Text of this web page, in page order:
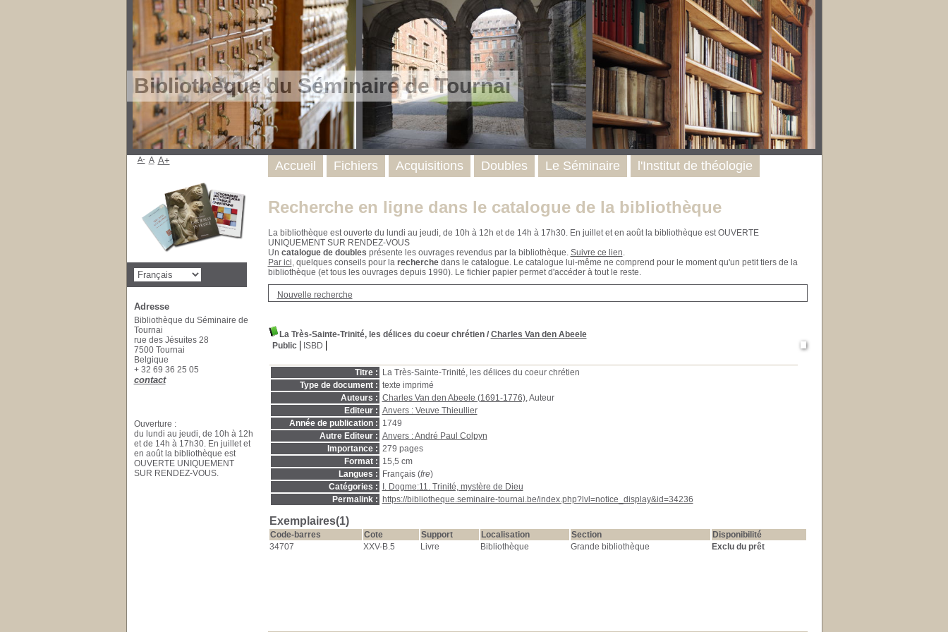
Bibliothèque du Séminaire de Tournai
Recherche en ligne dans le catalogue de la bibliothèque
La bibliothèque est ouverte du lundi au jeudi, de 10h à 12h et de 14h à 17h30. En juillet et en août la bibliothèque est OUVERTE
UNIQUEMENT SUR RENDEZ-VOUS
Un catalogue de doubles présente les ouvrages revendus par la bibliothèque. Suivre ce lien.
Par ici, quelques conseils pour la recherchedans le catalogue. Le catalogue lui-même ne comprend pour le moment qu'un petit tiers de la
bibliothèque (et tous les ouvrages depuis 1990). Le fichier papier permet d'accéder à tout le reste.
Nouvelle recherche
La Très-Sainte-Trinité, les délices du coeur chrétien/ Charles Van den Abeele
Public
ISBD
Titre :
La Très-Sainte-Trinité, les délices du coeur chrétien
Type de document : texte imprimé
Auteurs : Charles Van den Abeele (1691-1776), Auteur
Editeur : Anvers : Veuve Thieullier
Année de publication : 1749
Autre Editeur : Anvers : André Paul Colpyn
Importance : 279 pages
Format : 15,5 cm
Langues :
Français (fre)
Catégories :
I. Dogme:11. Trinité, mystère de Dieu
Permalink :
https://bibliotheque.seminaire-tournai.be/index.php?lvl=notice_display&id=34236
Exemplaires(1)
Code-barres Cote Support Localisation Section
Disponibilité
34707
XXV-B.5 Livre Bibliothèque Grande bibliothèque Exclu du prêt
Accueil Fichiers Acquisitions Doubles Le Séminaire l'Institut de théologie
A- A A+
Adresse
Bibliothèque du Séminaire de
Tournai
rue des Jésuites 28
7500 Tournai
Belgique
+ 32 69 36 25 05
contact
Ouverture :
du lundi au jeudi, de 10h à 12h
et de 14h à 17h30. En juillet et
en août la bibliothèque est
OUVERTE UNIQUEMENT
SUR RENDEZ-VOUS.